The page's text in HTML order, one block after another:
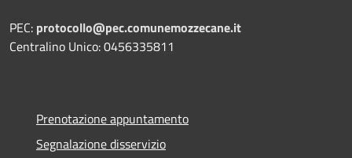
PEC: protocollo@pec.comunemozzecane.it
Centralino Unico: 0456335811
Prenotazione appuntamento
Segnalazione disservizio